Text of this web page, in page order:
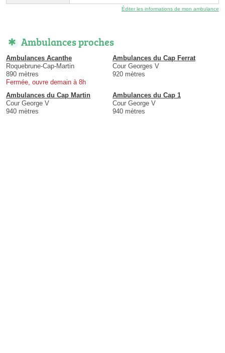
Éditer les informations de mon ambulance
Ambulances proches
Ambulances Acanthe
Roquebrune-Cap-Martin
890 mètres
Fermée, ouvre demain à 8h
Ambulances du Cap Ferrat
Cour Georges V
920 mètres
Ambulances du Cap Martin
Cour George V
940 mètres
Ambulances du Cap 1
Cour George V
940 mètres